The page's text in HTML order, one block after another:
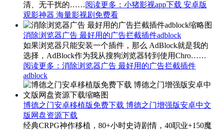
清、无干扰的……阅读更多 ：小猪影视app下载 安卓版
观影神器 海量影视剧免费看
消除浏览器广告 最好用的广告拦截插件adblock
如果浏览器只能安装一个插件，那么 AdBlock就是我的
选择，AdBlock作为我从搜狗浏览器转到使用Chro……
阅读更多 ：消除浏览器广告 最好用的广告拦截插件
adblock
博德之门安卓移植版免费下载 博德之门增强版安卓中文
版网盘资源下载
经典CRPG神作移植，80+小时史诗剧情，40职业+150魔